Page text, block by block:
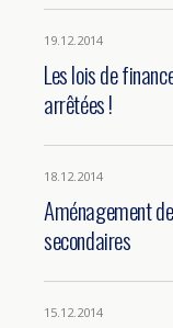
19.12.2014
Les lois de
arrêtées !
18.12.2014
Aménagement
secondaires
15.12.2014